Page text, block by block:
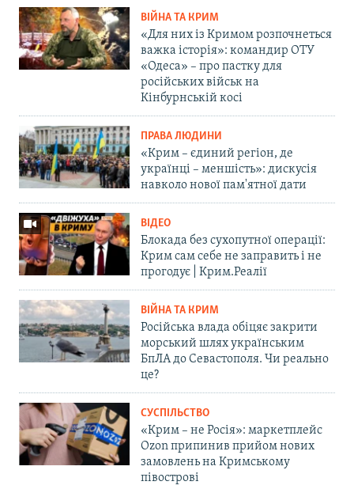
ВІЙНА ТА КРИМ
«Для них із Кримом розпочнеться
важка історія»: командир ОТУ
«Одеса» – про пастку для
російських військ на
Кінбурнській косі
ПРАВА ЛЮДИНИ
«Крим – єдиний регіон, де
українці – меншість»: дискусія
навколо нової пам'ятної дати
ВІДЕО
Блокада без сухопутної операції:
Крим сам себе не заправить і не
прогодує | Крим.Реалії
ВІЙНА ТА КРИМ
Російська влада обіцяє закрити
морський шлях українським
БпЛА до Севастополя. Чи реально
це?
СУСПІЛЬСТВО
«Крим – не Росія»: маркетплейс
Ozon припинив прийом нових
замовлень на Кримському
півострові